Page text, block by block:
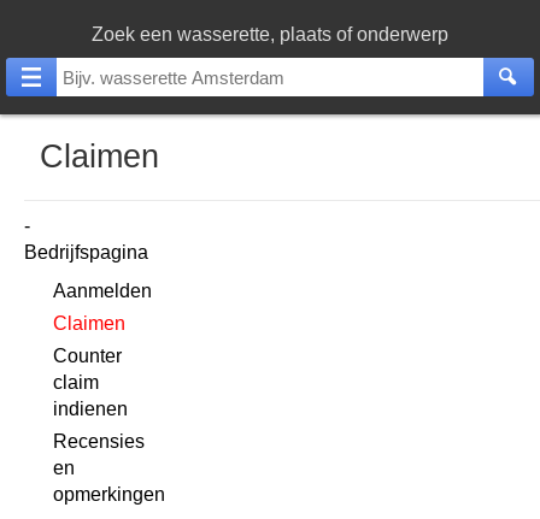
Zoek een wasserette, plaats of onderwerp
Claimen
Bedrijfspagina
Aanmelden
Claimen
Counter
claim
indienen
Recensies
en
opmerkingen